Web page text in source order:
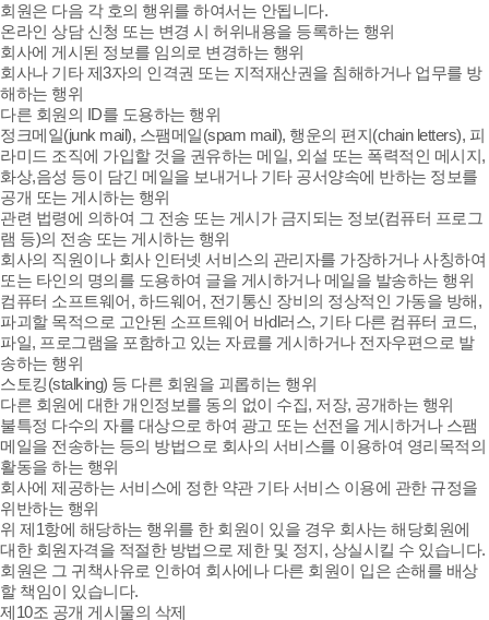
회원은 다음 각 호의 행위를 하여서는 안됩니다.
온라인 상담 신청 또는 변경 시 허위내용을 등록하는 행위
회사에 게시된 정보를 임의로 변경하는 행위
회사나 기타 제3자의 인격권 또는 지적재산권을 침해하거나 업무를 방
해하는 행위
다른 회원의 ID를 도용하는 행위
정크메일(junk mail), 스팸메일(spam mail), 행운의 편지(chain letters), 피
라미드 조직에 가입할 것을 권유하는 메일, 외설 또는 폭력적인 메시지,
화상,음성 등이 담긴 메일을 보내거나 기타 공서양속에 반하는 정보를
공개 또는 게시하는 행위
관련 법령에 의하여 그 전송 또는 게시가 금지되는 정보(컴퓨터 프로그
램 등)의 전송 또는 게시하는 행위
회사의 직원이나 회사 인터넷 서비스의 관리자를 가장하거나 사칭하여
또는 타인의 명의를 도용하여 글을 게시하거나 메일을 발송하는 행위
컴퓨터 소프트웨어, 하드웨어, 전기통신 장비의 정상적인 가동을 방해,
파괴할 목적으로 고안된 소프트웨어 바dl러스, 기타 다른 컴퓨터 코드,
파일, 프로그램을 포함하고 있는 자료를 게시하거나 전자우편으로 발
송하는 행위
스토킹(stalking) 등 다른 회원을 괴롭히는 행위
다른 회원에 대한 개인정보를 동의 없이 수집, 저장, 공개하는 행위
불특정 다수의 자를 대상으로 하여 광고 또는 선전을 게시하거나 스팸
메일을 전송하는 등의 방법으로 회사의 서비스를 이용하여 영리목적의
활동을 하는 행위
회사에 제공하는 서비스에 정한 약관 기타 서비스 이용에 관한 규정을
위반하는 행위
위 제1항에 해당하는 행위를 한 회원이 있을 경우 회사는 해당회원에
대한 회원자격을 적절한 방법으로 제한 및 정지, 상실시킬 수 있습니다.
회원은 그 귀책사유로 인하여 회사에나 다른 회원이 입은 손해를 배상
할 책임이 있습니다.
제10조 공개 게시물의 삭제